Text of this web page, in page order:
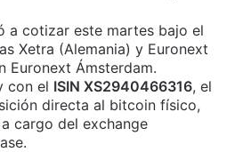
a cotizar este martes bajo el
Xetra (Alemania) y Euronext
Euronext Ámsterdam.
con el ISIN XS2940466316, el
directa al bitcoin físico,
cargo del exchange